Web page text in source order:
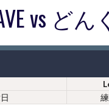
vs ど